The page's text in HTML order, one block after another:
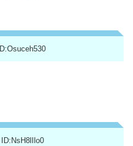
ID:Osuceh530
ID:NsH8lIlo0